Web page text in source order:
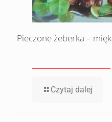
Pieczone żeberka –
Czytaj dalej